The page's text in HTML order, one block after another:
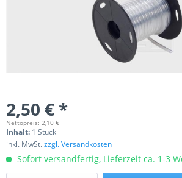
2,50 € *
Nettopreis: 2,10 €
Inhalt: 1 Stück
inkl. MwSt.zzgl. Versandkosten
Sofort versandfertig, Lieferzeit ca. 1-3